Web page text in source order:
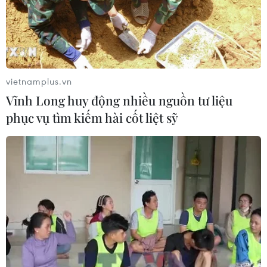
CƠ QUAN CHỦ QUẢN: THÔNG TẤN XÃ VIỆT NAM
Tổng Biên tập: TRẦN TIẾN DUẨN
Phó Tổng Biên tập: NGUYỄN THỊ TÁM, KHÚC THANH
Sở hữu trí tuệ
Quy định sử dụng
RSS
Hỗ trợ
Ngôn ngữ
TTXVN
Dịch vụ tin
Quảng cáo
Giấy phép số: 1374/GP-BTTTT do Bộ Thông tin và Truyền thông
vietnamplus.vn
Vĩnh Long huy động nhiều nguồn tư liệu
phục vụ tìm kiếm hài cốt liệt sỹ